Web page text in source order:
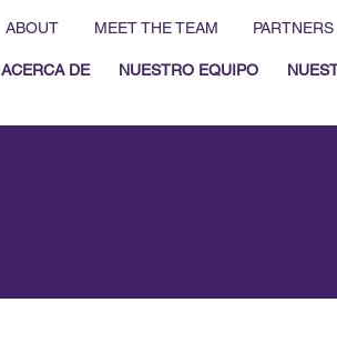
ABOUT MEET THE TEAM PARTNERS
ACERCA DE NUESTRO EQUIPO